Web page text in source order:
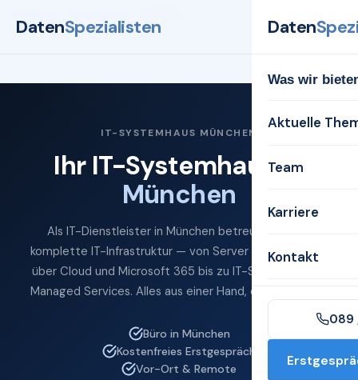
DatenSpezialisten Daten
Was wir
Aktuelle
Team
Karriere
Kontakt
089
IT-SYSTEMHAUS MÜNCHEN
Ihr IT-Systemhaus in
München
Als IT-Dienstleister in München betreuen wir Ihre
komplette IT-Infrastruktur — von Server und Netzwerk
über Cloud und Microsoft 365 bis zu IT-Sicherheit und
Managed Services. Alles aus einer Hand, direkt vor Ort.
Büro in München
Kostenfreies Erstgespräch
Vor-Ort & Remote